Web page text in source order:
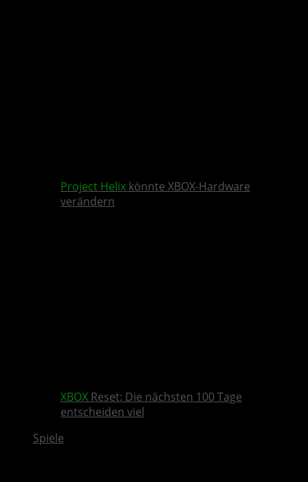
Project Helix könnte XBOX-Hardware
verändern
XBOX Reset: Die nächsten 100 Tage
entscheiden viel
Spiele